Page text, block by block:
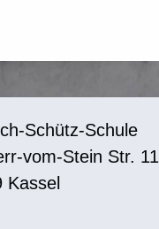
Schütz-Schule
vom-Stein Str. 11
Kassel